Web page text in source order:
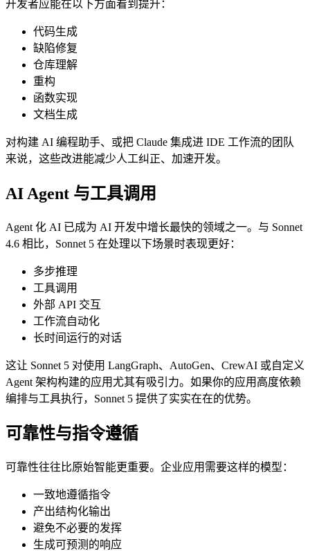
开发者应能在以下方面看到提升：
代码生成
缺陷修复
仓库理解
重构
函数实现
文档生成
对构建 AI 编程助手、或把 Claude 集成进 IDE 工作流的团队
来说，这些改进能减少人工纠正、加速开发。
AI Agent 与工具调用
Agent 化 AI 已成为 AI 开发中增长最快的领域之一。与 Sonnet
4.6 相比，Sonnet 5 在处理以下场景时表现更好：
多步推理
工具调用
外部 API 交互
工作流自动化
长时间运行的对话
这让 Sonnet 5 对使用 LangGraph、AutoGen、CrewAI 或自定义
Agent 架构构建的应用尤其有吸引力。如果你的应用高度依赖
编排与工具执行，Sonnet 5 提供了实实在在的优势。
可靠性与指令遵循
可靠性往往比原始智能更重要。企业应用需要这样的模型：
一致地遵循指令
产出结构化输出
避免不必要的发挥
生成可预测的响应